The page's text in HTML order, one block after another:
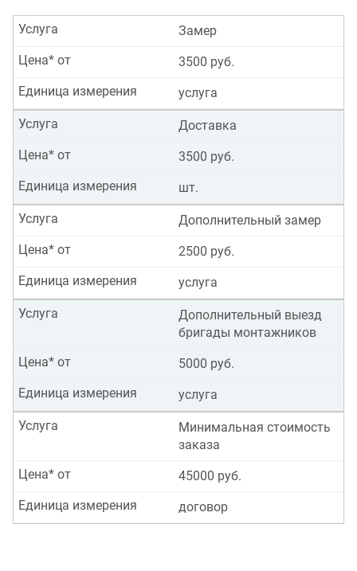
Замер
Услуга
3500 руб.
Цена* от
услуга
Единица измерения
Доставка
Услуга
3500 руб.
Цена* от
шт.
Единица измерения
Дополнительный замер
Услуга
2500 руб.
Цена* от
услуга
Единица измерения
Дополнительный выезд
бригады монтажников
Услуга
5000 руб.
Цена* от
услуга
Единица измерения
Минимальная стоимость
заказа
Услуга
45000 руб.
Цена* от
договор
Единица измерения